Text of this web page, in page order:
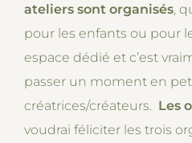
ateliers sont organisés,
pour les enfants ou pour
espace dédié et c’est
passer un moment en
créatrices/créateurs. Les
voudrai féliciter les trois